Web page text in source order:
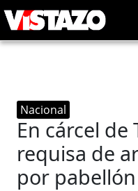
Nacional
En cárcel de
requisa de
por pabellón